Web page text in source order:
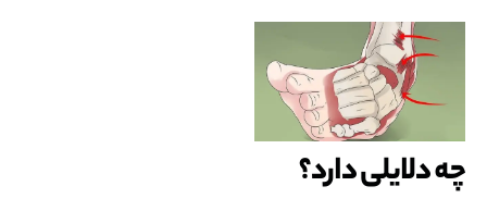
چه دلایلی دارد؟